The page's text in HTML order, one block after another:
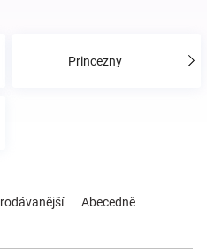
Princezny
Abecedně